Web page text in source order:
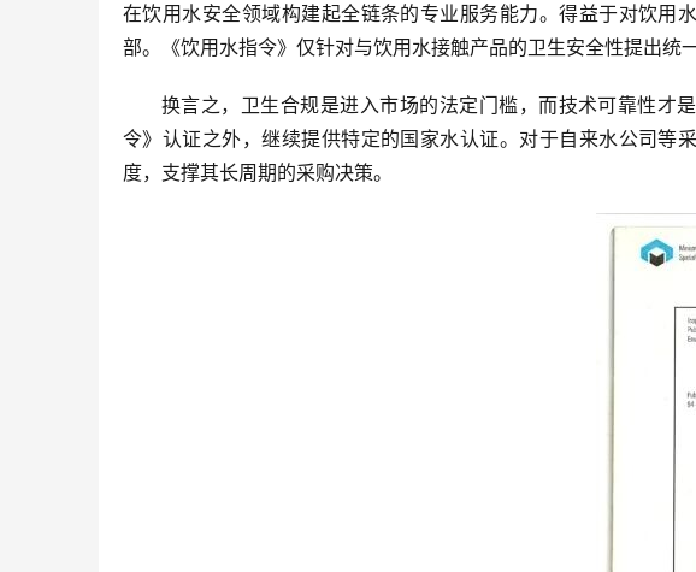
在饮用水安全领域构建起全链条的专业服务能力。得益于对饮
部。《饮用水指令》仅针对与饮用水接触产品的卫生安全性提出统
换言之，卫生合规是进入市场的法定门槛，而技术可靠性才
令》认证之外，继续提供特定的国家水认证。对于自来水公司
度，支撑其长周期的采购决策。